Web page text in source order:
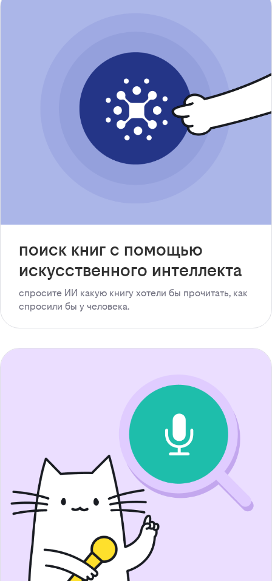
поиск книг с помощью
искусственного интеллекта
спросите ИИ какую книгу хотели бы прочитать, как
спросили бы у человека.